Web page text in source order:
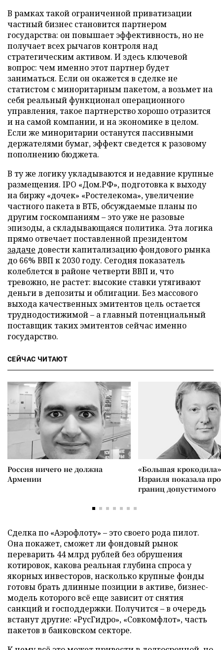
В рамках такой ограниченной приватизации
частный бизнес становится партнером
государства: он повышает эффективность, но не
получает всех рычагов контроля над
стратегическим активом. И здесь ключевой
вопрос: чем именно этот партнер будет
заниматься. Если он окажется в сделке не
статистом с миноритарным пакетом, а возьмет на
себя реальный функционал операционного
управления, такое партнерство хорошо отразится
и на самой компании, и на экономике в целом.
Если же миноритарии останутся пассивными
держателями бумаг, эффект сведется к разовому
пополнению бюджета.
В ту же логику укладываются и недавние крупные
размещения. IPO «Дом.РФ», подготовка к выходу
на биржу «дочек» «Ростелекома», увеличение
частного пакета в ВТБ, обсуждаемые планы по
другим госкомпаниям – это уже не разовые
эпизоды, а складывающаяся политика. Эта логика
прямо отвечает поставленной президентом
задаче довести капитализацию фондового рынка
до 66% ВВП к 2030 году. Сегодня показатель
колеблется в районе четверти ВВП и, что
тревожно, не растет: высокие ставки утягивают
деньги в депозиты и облигации. Без массового
выхода качественных эмитентов цель остается
труднодостижимой – а главный потенциальный
поставщик таких эмитентов сейчас именно
государство.
СЕЙЧАС ЧИТАЮТ
Россия ничего не должна
Армении
«Большая
Израиля показала
границ допустимого
Сделка по «Аэрофлоту» – это своего рода пилот.
Она покажет, сможет ли фондовый рынок
переварить 44 млрд рублей без обрушения
котировок, какова реальная глубина спроса у
якорных инвесторов, насколько крупные фонды
готовы брать длинные позиции в активе, бизнес-
модель которого всё еще зависит от снятия
санкций и господдержки. Получится – в очередь
встанут другие: «РусГидро», «Совкомфлот», часть
пакетов в банковском секторе.